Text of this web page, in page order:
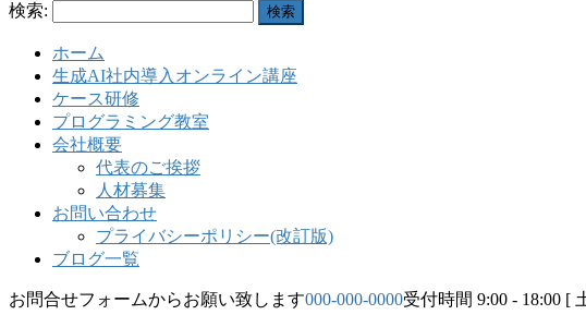
検索:
ホーム
生成AI社内導入オンライン講座
ケース研修
プログラミング教室
会社概要
代表のご挨拶
人材募集
お問い合わせ
プライバシーポリシー(改訂版)
ブログ一覧
お問合せフォームからお願い致します000-000-0000受付時間 9:00 - 18:00 [